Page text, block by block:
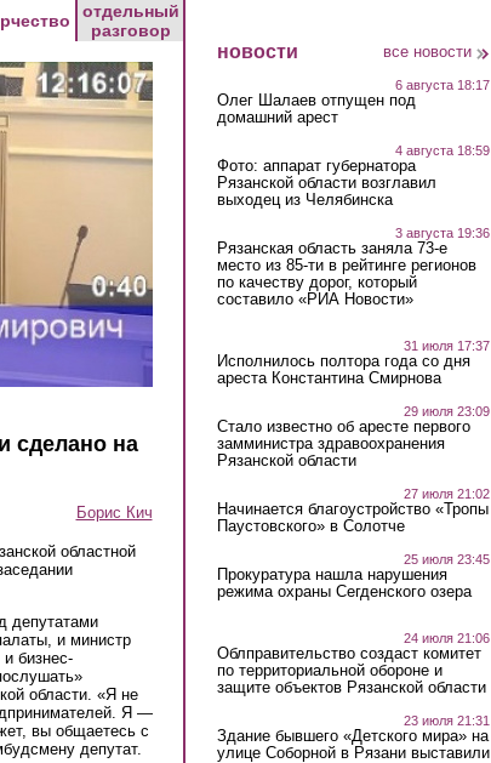
отдельный
разговор
сделано на
Борис Кич
областной
депутатами
и министр
бизнес-
области. «Я не
Я —
вы общаетесь с
депутат.
новости все новости
6 августа 18:17
Олег Шалаев отпущен под
домашний арест
4 августа 18:59
Фото: аппарат губернатора
Рязанской области возглавил
выходец из Челябинска
3 августа 19:36
Рязанская область заняла 73-е
место из 85-ти в рейтинге регионов
по качеству дорог, который
составило «РИА Новости»
31 июля 17:37
Исполнилось полтора года со дня
ареста Константина Смирнова
29 июля 23:09
Стало известно об аресте первого
замминистра здравоохранения
Рязанской области
27 июля 21:02
Начинается благоустройство «Тропы
Паустовского» в Солотче
25 июля 23:45
Прокуратура нашла нарушения
режима охраны Сегденского озера
24 июля 21:06
Облправительство создаст комитет
по территориальной обороне и
защите объектов Рязанской области
23 июля 21:31
Здание бывшего «Детского мира» на
улице Соборной в Рязани выставили